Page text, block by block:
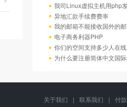
我司Linux虚拟主机用php
异地汇款手续费费率
我的邮箱不能接收国外的
电子商务利器PHP
你们的空间支持多少人在
为什么要注册简体中文国
关于我们 | 联系我们 |
付